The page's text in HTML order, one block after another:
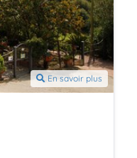
En savoir plus